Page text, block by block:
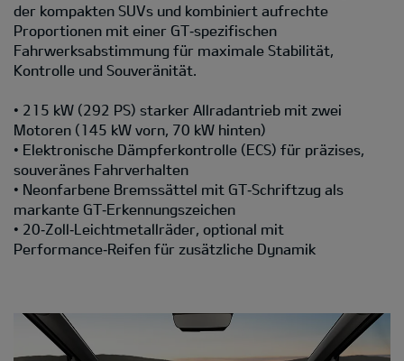
der kompakten SUVs und kombiniert aufrechte
Proportionen mit einer GT‑spezifischen
Fahrwerksabstimmung für maximale Stabilität,
Kontrolle und Souveränität.
• 215 kW (292 PS) starker Allradantrieb mit zwei
Motoren (145 kW vorn, 70 kW hinten)
• Elektronische Dämpferkontrolle (ECS) für präzises,
souveränes Fahrverhalten
• Neonfarbene Bremssättel mit GT‑Schriftzug als
markante GT‑Erkennungszeichen
• 20‑Zoll‑Leichtmetallräder, optional mit
Performance‑Reifen für zusätzliche Dynamik